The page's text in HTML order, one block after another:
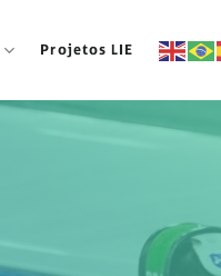
Projetos LIE